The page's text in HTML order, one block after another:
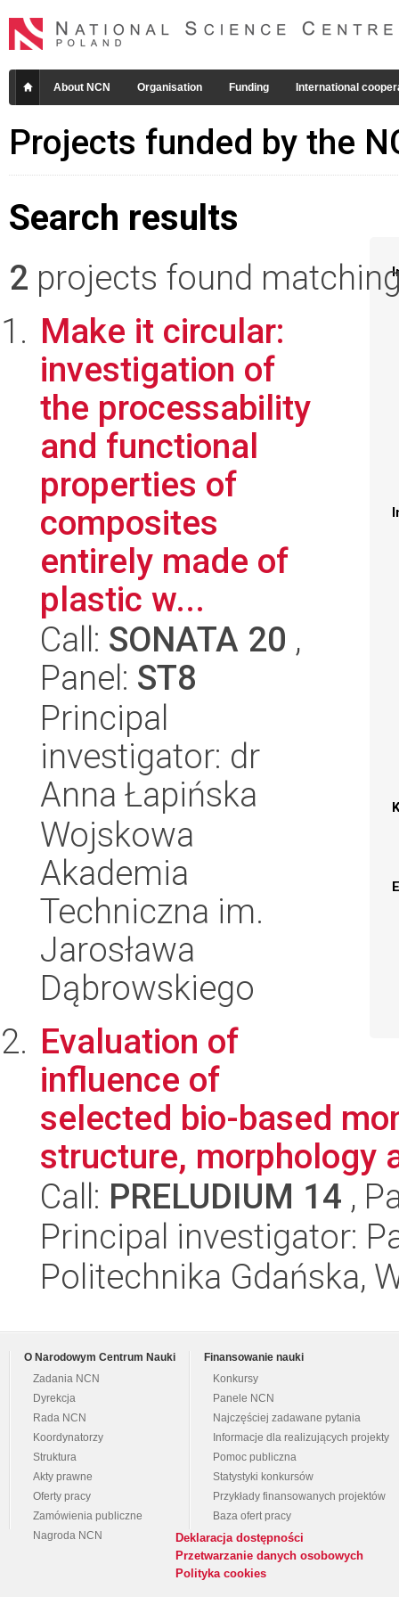
About NCN Organisation Funding International
Projects funded by the
Search results
2 projects found
Make it circular:
investigation of
the processability
and functional
properties of
composites
entirely made of
plastic w...
Call: SONATA 20 ,
Panel: ST8
Principal
investigator: dr
Anna Łapińska
Wojskowa
Akademia
Techniczna im.
Jarosława
Dąbrowskiego
Evaluation of
influence of
selected bio-based
structure, morphology
Call: PRELUDIUM 14 ,
Principal investigator:
Politechnika Gdańska,
O Narodowym Centrum Nauki
Zadania NCN
Dyrekcja
Rada NCN
Koordynatorzy
Struktura
Akty prawne
Oferty pracy
Zamówienia publiczne
Nagroda NCN
Finansowanie nauki
Konkursy
Panele NCN
Najczęściej zadawane pytania
Informacje dla realizujących projekty
Pomoc publiczna
Statystyki konkursów
Przykłady finansowanych projektów
Baza ofert pracy
Deklaracja dostępności
Przetwarzanie danych osobowych
Polityka cookies